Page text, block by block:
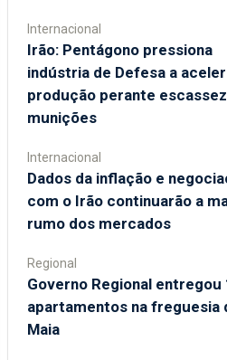
Internacional
Irão: Pentágono pressiona
indústria de Defesa a
produção perante
munições
Internacional
Dados da inflação e
com o Irão continuarão a
rumo dos mercados
Regional
Governo Regional entregou
apartamentos na freguesia
Maia